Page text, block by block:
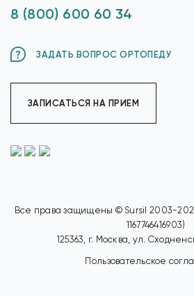
8 (800) 600 60 34
ЗАДАТЬ ВОПРОС ОРТОПЕДУ
ЗАПИСАТЬСЯ НА ПРИЕМ
Все права защищены © Sursil 2003-
1167746416903)
125363, г. Москва, ул.
Пользовательское